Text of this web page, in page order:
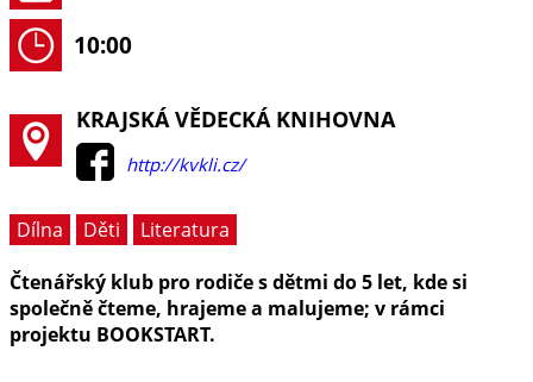
10:00
KRAJSKÁ VĚDECKÁ KNIHOVNA
http://kvkli.cz/
Dílna Děti
Literatura
Čtenářský klub pro rodiče s dětmi do 5 let, kde si
společně čteme, hrajeme a malujeme; v rámci
projektu BOOKSTART.